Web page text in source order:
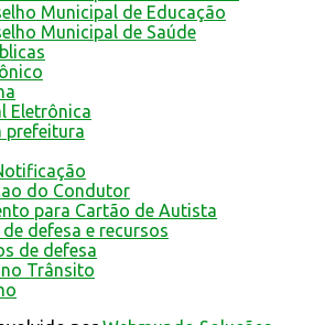
Municipal de Educação
Municipal de Saúde
Eletrônica
prefeitura
do Condutor
para Cartão de Autista
defesa e recursos
de defesa
Trânsito